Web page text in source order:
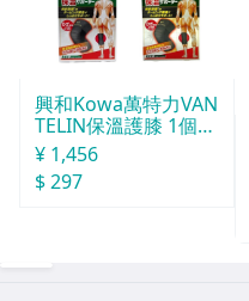
興和Kowa萬特力VAN
TELIN保溫護膝 1個入
L
¥ 1,456
$ 297